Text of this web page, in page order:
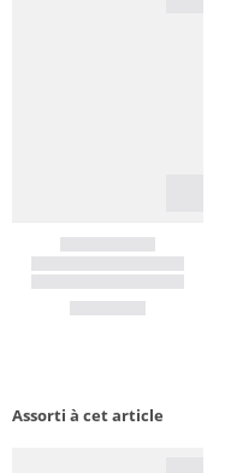
Assorti à cet article